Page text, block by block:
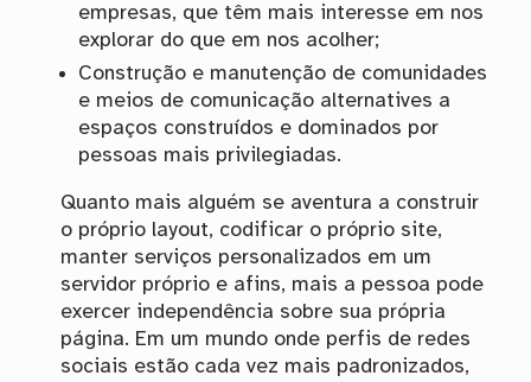
empresas, que têm mais interesse em nos
explorar do que em nos acolher;
Construção e manutenção de comunidades
e meios de comunicação alternatives a
espaços construídos e dominados por
pessoas mais privilegiadas.
Quanto mais alguém se aventura a construir
o próprio layout, codificar o próprio site,
manter serviços personalizados em um
servidor próprio e afins, mais a pessoa pode
exercer independência sobre sua própria
página. Em um mundo onde perfis de redes
sociais estão cada vez mais padronizados,